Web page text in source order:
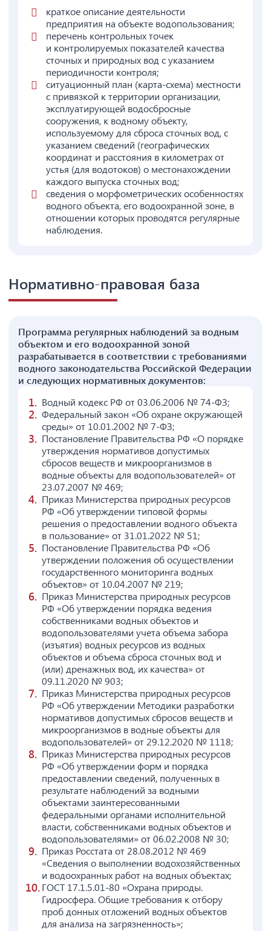
краткое описание деятельности
предприятия на объекте водопользования;
перечень контрольных точек
и контролируемых показателей качества
сточных и природных вод с указанием
периодичности контроля;
ситуационный план (карта-схема) местности
с привязкой к территории организации,
эксплуатирующей водосбросные
сооружения, к водному объекту,
используемому для сброса сточных вод, с
указанием сведений (географических
координат и расстояния в километрах от
устья (для водотоков) о местонахождении
каждого выпуска сточных вод;
сведения о морфометрических особенностях
водного объекта, его водоохранной зоне, в
отношении которых проводятся регулярные
наблюдения.
Нормативно-правовая база
Программа регулярных наблюдений за водным
объектом и его водоохранной зоной
разрабатывается в соответствии с требованиями
водного законодательства Российской Федерации
и следующих нормативных документов:
Водный кодекс РФ от 03.06.2006 № 74-ФЗ;
Федеральный закон «Об охране окружающей
среды» от 10.01.2002 № 7-ФЗ;
Постановление Правительства РФ «О порядке
утверждения нормативов допустимых
сбросов веществ и микроорганизмов в
водные объекты для водопользователей» от
23.07.2007 № 469;
Приказ Министерства природных ресурсов
РФ «Об утверждении типовой формы
решения о предоставлении водного объекта
в пользование» от 31.01.2022 № 51;
Постановление Правительства РФ «Об
утверждении положения об осуществлении
государственного мониторинга водных
объектов» от 10.04.2007 № 219;
Приказ Министерства природных ресурсов
РФ «Об утверждении порядка ведения
собственниками водных объектов и
водопользователями учета объема забора
(изъятия) водных ресурсов из водных
объектов и объема сброса сточных вод и
(или) дренажных вод, их качества» от
09.11.2020 № 903;
Приказ Министерства природных ресурсов
РФ «Об утверждении Методики разработки
нормативов допустимых сбросов веществ и
микроорганизмов в водные объекты для
водопользователей» от 29.12.2020 № 1118;
Приказ Министерства природных ресурсов
РФ «Об утверждении форм и порядка
предоставлении сведений, полученных в
результате наблюдений за водными
объектами заинтересованными
федеральными органами исполнительной
власти, собственниками водных объектов и
водопользователями» от 06.02.2008 № 30;
Приказ Росстата от 28.08.2012 № 469
«Сведения о выполнении водохозяйственных
и водоохранных работ на водных объектах;
ГОСТ 17.1.5.01-80 «Охрана природы.
Гидросфера. Общие требования к отбору
проб донных отложений водных объектов
для анализа на загрязненность»;